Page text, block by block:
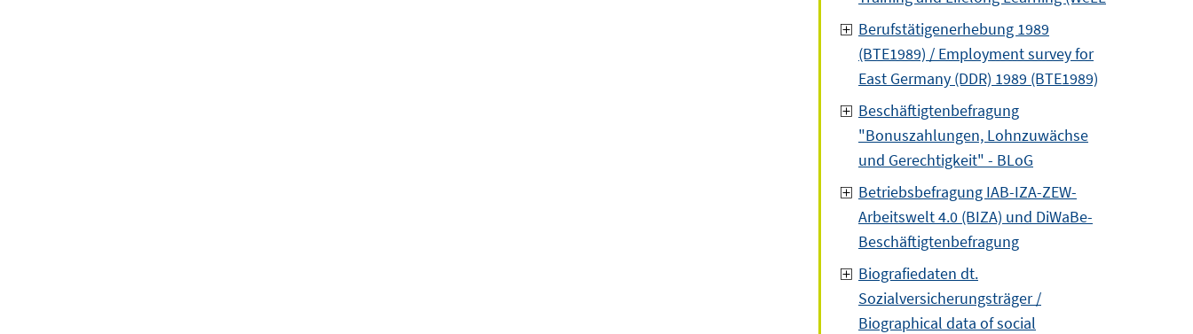
Berufstätigenerhebung 1989
(BTE1989) / Employment survey for
East Germany (DDR) 1989 (BTE1989)
Beschäftigtenbefragung
"Bonuszahlungen, Lohnzuwächse
und Gerechtigkeit" - BLoG
Betriebsbefragung IAB-IZA-ZEW-
Arbeitswelt 4.0 (BIZA) und DiWaBe-
Beschäftigtenbefragung
Biografiedaten dt.
Sozialversicherungsträger /
Biographical data of social